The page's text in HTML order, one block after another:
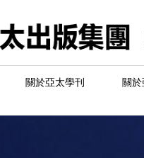
關於亞太學刊 關於